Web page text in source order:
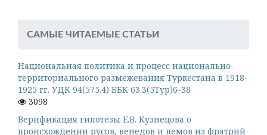
САМЫЕ ЧИТАЕМЫЕ СТАТЬИ
Национальная политика и процесс национально-
территориального размежевания Туркестана в 1918-
1925 гг. УДК 94(575.4) ББК 63.3(5Тур)6-38
3098
Верификация гипотезы Е.В. Кузнецова о
происхождении русов, венедов и лемов из фратрий